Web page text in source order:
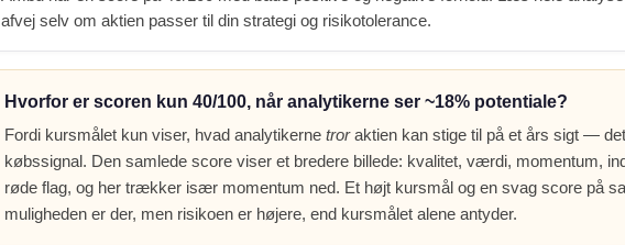
afvej selv om aktien passer til din strategi og risikotolerance.
Hvorfor er scoren kun 40/100, når analytikerne ser ~18% potentiale?
Fordi kursmålet kun viser, hvad analytikerne troraktien kan stige til på et års sigt —
købssignal. Den samlede score viser et bredere billede: kvalitet, værdi, momentum,
røde flag, og her trækker især momentum ned. Et højt kursmål og en svag score på
muligheden er der, men risikoen er højere, end kursmålet alene antyder.